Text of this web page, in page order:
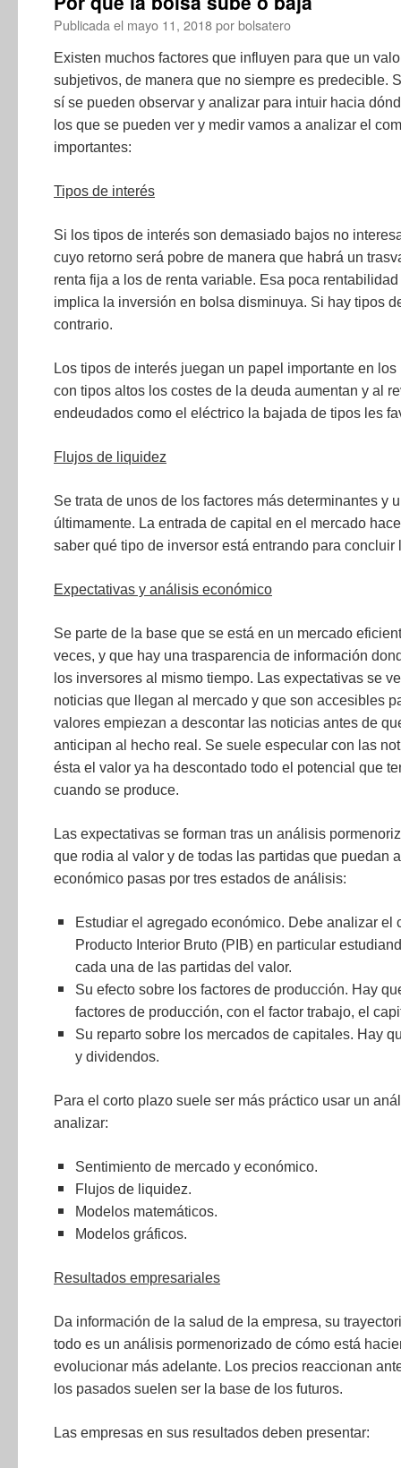
Publicada el mayo 11, 2018porbolsatero
Existen muchos factores que influyen para que un
subjetivos, de manera que no siempre es predecible.
sí se pueden observar y analizar para intuir hacia
los que se pueden ver y medir vamos a analizar el
importantes:
Tipos de interés
Si los tipos de interés son demasiado bajos no
cuyo retorno será pobre de manera que habrá un
renta fija a los de renta variable. Esa poca
implica la inversión en bolsa disminuya. Si hay tipos
contrario.
Los tipos de interés juegan un papel importante en
con tipos altos los costes de la deuda aumentan y al
endeudados como el eléctrico la bajada de tipos les
Flujos de liquidez
Se trata de unos de los factores más determinantes y
últimamente. La entrada de capital en el mercado
saber qué tipo de inversor está entrando para
Expectativas y análisis económico
Se parte de la base que se está en un mercado
veces, y que hay una trasparencia de información
los inversores al mismo tiempo. Las expectativas se
noticias que llegan al mercado y que son accesibles
valores empiezan a descontar las noticias antes de
anticipan al hecho real. Se suele especular con las
ésta el valor ya ha descontado todo el potencial que
cuando se produce.
Las expectativas se forman tras un análisis
que rodia al valor y de todas las partidas que puedan
económico pasas por tres estados de análisis:
Estudiar el agregado económico. Debe analizar
Producto Interior Bruto (PIB) en particular
cada una de las partidas del valor.
Su efecto sobre los factores de producción. Hay
factores de producción, con el factor trabajo, el
Su reparto sobre los mercados de capitales. Hay
y dividendos.
Para el corto plazo suele ser más práctico usar un
analizar:
Sentimiento de mercado y económico.
Flujos de liquidez.
Modelos matemáticos.
Modelos gráficos.
Resultados empresariales
Da información de la salud de la empresa, su
todo es un análisis pormenorizado de cómo está
evolucionar más adelante. Los precios reaccionan
los pasados suelen ser la base de los futuros.
Las empresas en sus resultados deben presentar: